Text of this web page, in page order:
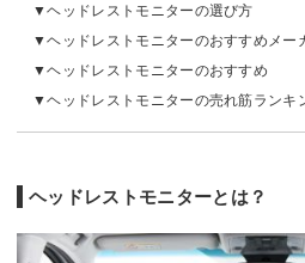
ヘッドレストモニターの選び方
ヘッドレストモニターのおすすめメー
ヘッドレストモニターのおすすめ
ヘッドレストモニターの売れ筋ランキ
ヘッドレストモニターとは？